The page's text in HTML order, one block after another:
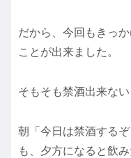
だから、今回もきっ
ことが出来ました。
そもそも禁酒出来な
朝「今日は禁酒する
も、夕方になると飲